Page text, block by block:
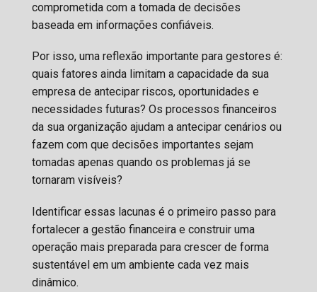
comprometida com a tomada de decisões
baseada em informações confiáveis.
Por isso, uma reflexão importante para gestores é:
quais fatores ainda limitam a capacidade da sua
empresa de antecipar riscos, oportunidades e
necessidades futuras? Os processos financeiros
da sua organização ajudam a antecipar cenários ou
fazem com que decisões importantes sejam
tomadas apenas quando os problemas já se
tornaram visíveis?
Identificar essas lacunas é o primeiro passo para
fortalecer a gestão financeira e construir uma
operação mais preparada para crescer de forma
sustentável em um ambiente cada vez mais
dinâmico.